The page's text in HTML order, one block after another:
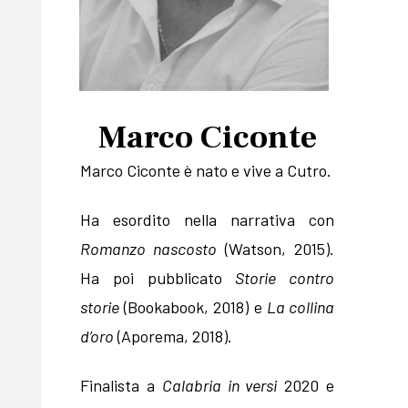
Marco Ciconte
Marco Ciconte è nato e vive a Cutro.
Ha esordito nella narrativa con
Romanzo nascosto (Watson, 2015).
Ha poi pubblicato Storie contro
storie(Bookabook, 2018) e La collina
d’oro(Aporema, 2018).
Finalista a Calabria in versi2020 e